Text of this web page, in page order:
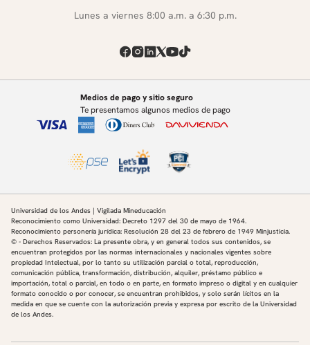
Lunes a viernes 8:00 a.m. a 6:30 p.m.
Medios de pago y sitio seguro
Te presentamos algunos medios de pago
Universidad de los Andes | Vigilada Mineducación
Reconocimiento como Universidad: Decreto 1297 del 30 de mayo de 1964.
Reconocimiento personería jurídica: Resolución 28 del 23 de febrero de 1949 Minjusticia.
© - Derechos Reservados: La presente obra, y en general todos sus contenidos, se
encuentran protegidos por las normas internacionales y nacionales vigentes sobre
propiedad Intelectual, por lo tanto su utilización parcial o total, reproducción,
comunicación pública, transformación, distribución, alquiler, préstamo público e
importación, total o parcial, en todo o en parte, en formato impreso o digital y en cualquier
formato conocido o por conocer, se encuentran prohibidos, y solo serán lícitos en la
medida en que se cuente con la autorización previa y expresa por escrito de la Universidad
de los Andes.